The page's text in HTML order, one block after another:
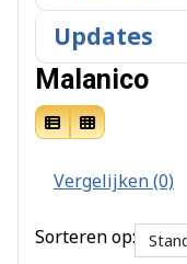
Updates
Malanico
Vergelijken (0)
Sorteren op: